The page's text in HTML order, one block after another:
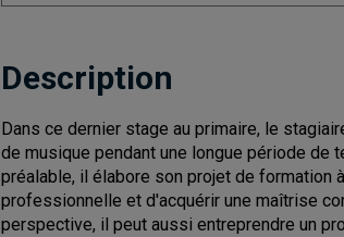
Description
Dans ce dernier stage au primaire, le
de musique pendant une longue période
préalable, il élabore son projet de formation
professionnelle et d'acquérir une maîtrise
perspective, il peut aussi entreprendre un